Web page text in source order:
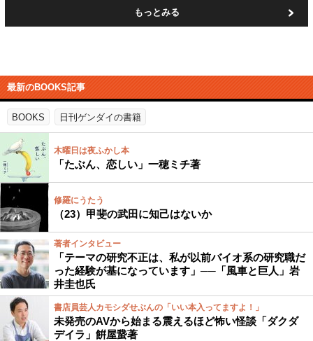
もっとみる
最新のBOOKS記事
BOOKS 日刊ゲンダイの書籍
木曜日は夜ふかし本
「たぶん、恋しい」一穂ミチ著
修羅にうたう
（23）甲斐の武田に知己はないか
著者インタビュー
「テーマの研究不正は、私が以前バイオ系の研究職だ
った経験が基になっています」──「風車と巨人」岩
井圭也氏
書店員芸人カモシダせぶんの「いい本入ってますよ！」
未発売のAVから始まる震えるほど怖い怪談「ダクダ
デイラ」餠屋䖸著